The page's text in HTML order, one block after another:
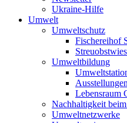
Ukraine-Hilfe
Umwelt
Umweltschutz
Fischereihof
Umweltbildung
Lebensraum
Nachhaltigkeit
Umweltnetzwerke